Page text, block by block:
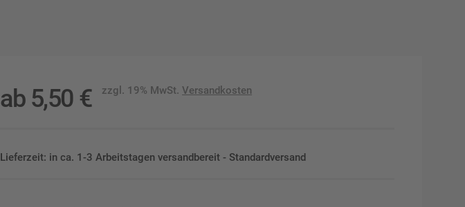
ab 5,50 € zzgl. 19% MwSt.Versandkosten
Lieferzeit: in ca. 1-3 Arbeitstagen versandbereit - Standardversand